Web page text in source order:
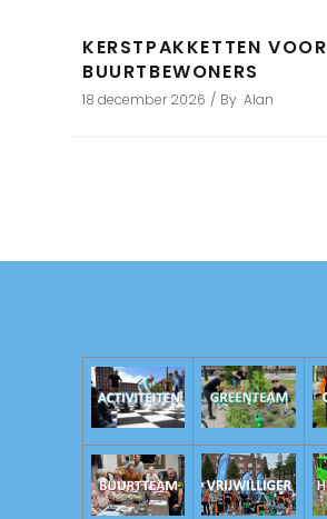
KERSTPAKKETTEN VOOR
BUURTBEWONERS
18 december 2026 By Alan